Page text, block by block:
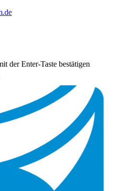
der Enter-Taste bestätigen